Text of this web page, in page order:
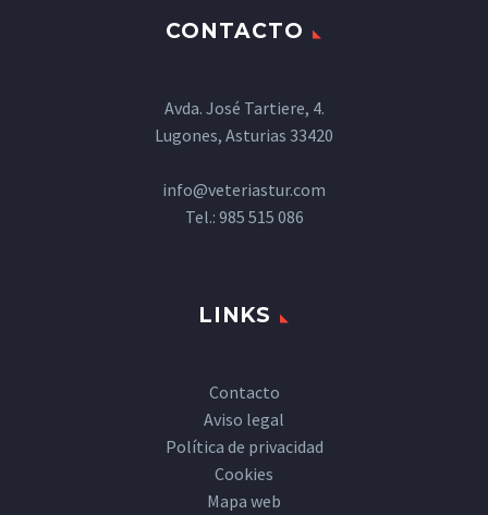
CONTACTO
Avda. José Tartiere, 4.
Lugones, Asturias 33420
info@veteriastur.com
Tel.: 985 515 086
LINKS
Contacto
Aviso legal
Política de privacidad
Cookies
Mapa web